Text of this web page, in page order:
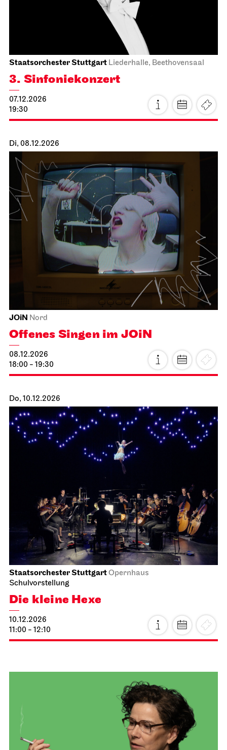
Staatsorchester StuttgartLiederhalle, Beethovensaal
3. Sinfonie­konzert
Di, 08.12.2026
Offenes Singen im JOiN
08.12.2026
18:00 - 19:30
Do, 10.12.2026
Opernhaus
Schulvorstellung